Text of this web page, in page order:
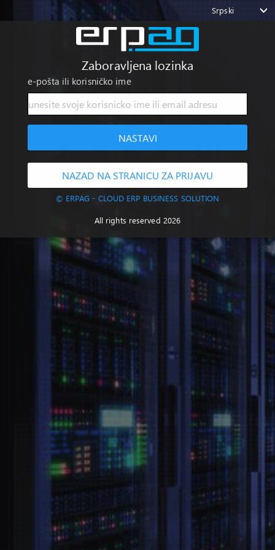
Srpski
Zaboravljena lozinka
e-pošta ili korisničko ime
NASTAVI
NAZAD NA STRANICU ZA PRIJAVU
© ERPAG - CLOUD ERP BUSINESS SOLUTION
All rights reserved 2026